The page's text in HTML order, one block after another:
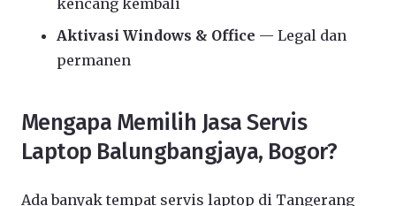
kencang kembali
Aktivasi Windows & Office — Legal dan
permanen
Mengapa Memilih Jasa Servis
Laptop Balungbangjaya, Bogor?
Ada banyak tempat servis laptop di Tangerang